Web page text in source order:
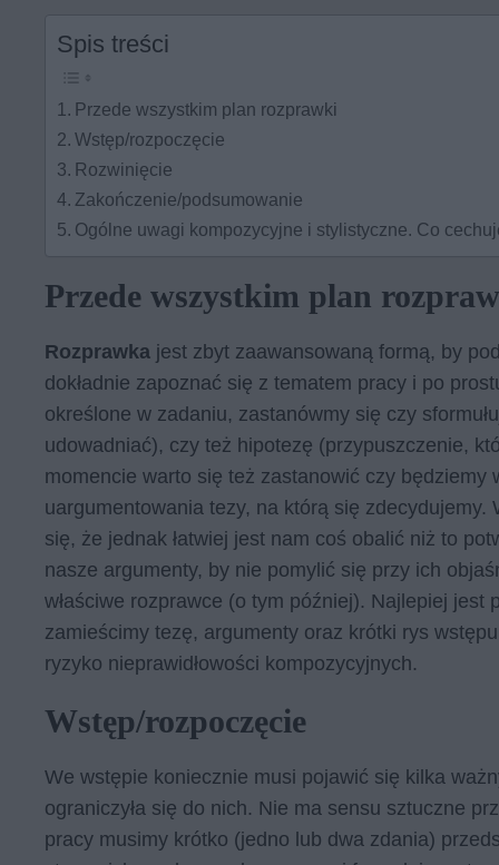
Spis treści
Przede wszystkim plan rozprawki
Wstęp/rozpoczęcie
Rozwinięcie
Zakończenie/podsumowanie
Ogólne uwagi kompozycyjne i stylistyczne. Co
Przede wszystkim plan
Rozprawka jest zbyt zaawansowaną formą, by
dokładnie zapoznać się z tematem pracy i po
określone w zadaniu, zastanówmy się czy
udowadniać), czy też hipotezę (przypuszczenie,
momencie warto się też zastanowić czy
uargumentowania tezy, na którą się zdecydujemy.
się, że jednak łatwiej jest nam coś obalić niż to
nasze argumenty, by nie pomylić się przy ich
właściwe rozprawce (o tym później). Najlepiej
zamieścimy tezę, argumenty oraz krótki rys
ryzyko nieprawidłowości kompozycyjnych.
Wstęp/rozpoczęcie
We wstępie koniecznie musi pojawić się kilka
ograniczyła się do nich. Nie ma sensu sztuczne
pracy musimy krótko (jedno lub dwa zdania)